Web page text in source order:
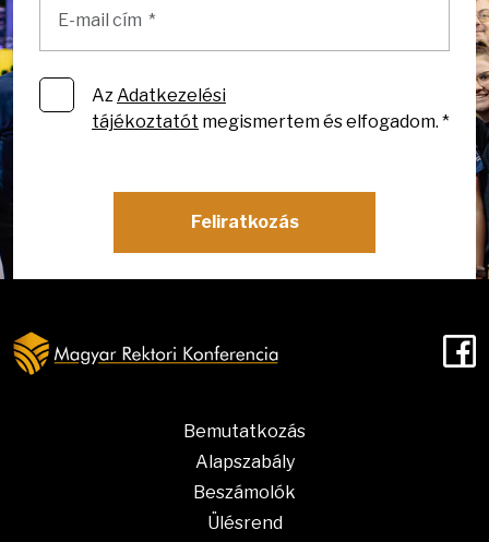
AzAdatkezelési
tájékoztatót megismertem és elfogadom. *
Feliratkozás
Bemutatkozás
Alapszabály
Beszámolók
Ülésrend